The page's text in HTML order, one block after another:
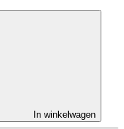
In winkelwagen